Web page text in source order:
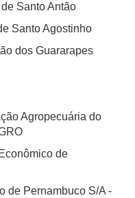
Santo Antão
Santo Agostinho
dos Guararapes
Agropecuária do
de
de Pernambuco S/A -